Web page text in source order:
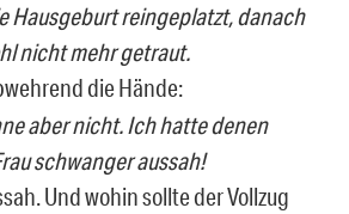
Hausgeburt reingeplatzt, danach
nicht mehr getraut.
die Hände:
aber nicht. Ich hatte denen
schwanger aussah!
Und wohin sollte der Vollzug